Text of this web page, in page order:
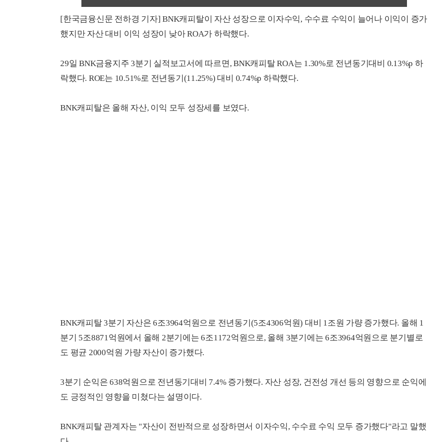
[한국금융신문 전하경 기자] BNK캐피탈이 자산 성장으로 이자수익, 수수료 수익이 늘어나 이익이 증가
했지만 자산 대비 이익 성장이 낮아 ROA가 하락했다.
29일 BNK금융지주 3분기 실적보고서에 따르면, BNK캐피탈 ROA는 1.30%로 전년동기대비 0.13%p 하
락했다. ROE는 10.51%로 전년동기(11.25%) 대비 0.74%p 하락했다.
BNK캐피탈은 올해 자산, 이익 모두 성장세를 보였다.
BNK캐피탈 3분기 자산은 6조3964억원으로 전년동기(5조4306억원) 대비 1조원 가량 증가했다. 올해 1
분기 5조8871억원에서 올해 2분기에는 6조1172억원으로, 올해 3분기에는 6조3964억원으로 분기별로
도 평균 2000억원 가량 자산이 증가했다.
3분기 순익은 638억원으로 전년동기대비 7.4% 증가했다. 자산 성장, 건전성 개선 등의 영향으로 순익에
도 긍정적인 영향을 미쳤다는 설명이다.
BNK캐피탈 관계자는 "자산이 전반적으로 성장하면서 이자수익, 수수료 수익 모두 증가했다"라고 말했